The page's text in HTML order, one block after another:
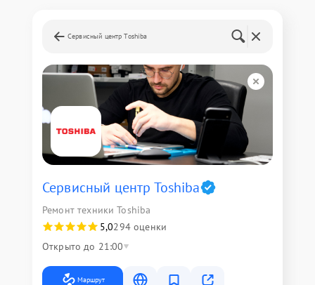
Сервисный центр Toshiba
Сервисный центр Toshiba
Ремонт техники Toshiba
5,0294 оценки
Открыто до 21:00
Маршрут